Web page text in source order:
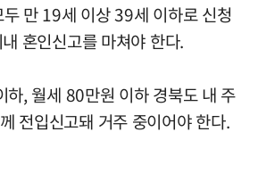
만 19세 이상 39세 이하로 신청
혼인신고를 마쳐야 한다.
, 월세 80만원 이하 경북도 내 주
전입신고돼 거주 중이어야 한다.